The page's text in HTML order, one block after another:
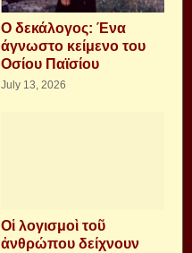
Ο δεκάλογος: Ένα
άγνωστο κείμενο του
Οσίου Παϊσίου
July 13, 2026
Οἱ λογισμοὶ τοῦ
ἀνθρώπου δείχνουν